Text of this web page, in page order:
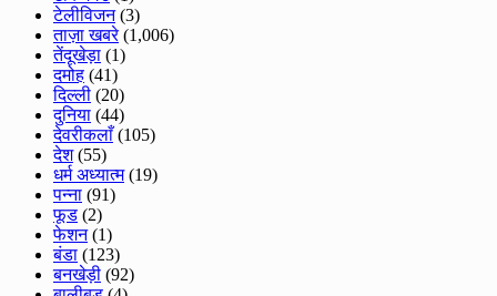
टेलीविजन(3)
ताज़ा खबरे(1,006)
तेंदूखेड़ा (1)
दमोह (41)
दिल्ली (20)
दुनिया (44)
देवरीकलाँ(105)
देश(55)
धर्म अध्यात्म(19)
पन्ना (91)
फूड (2)
फेशन(1)
बंडा (123)
बनखेड़ी (92)